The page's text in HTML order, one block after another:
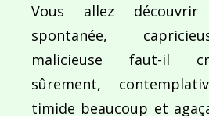
Vous allez
spontanée,
malicieuse faut-il
sûrement,
timide beaucoup et